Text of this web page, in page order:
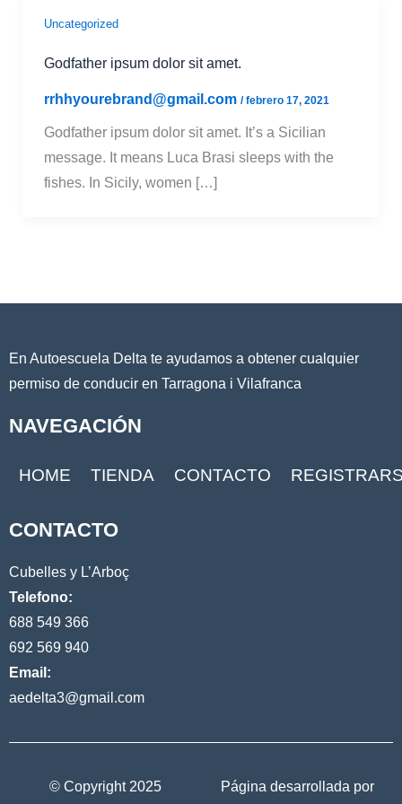
Uncategorized
Godfather ipsum dolor sit amet.
rrhhyourebrand@gmail.com /febrero 17, 2021
Godfather ipsum dolor sit amet. It’s a Sicilian
message. It means Luca Brasi sleeps with the
fishes. In Sicily, women […]
En Autoescuela Delta te ayudamos a obtener cualquier
permiso de conducir en Tarragona i Vilafranca
NAVEGACIÓN
HOME TIENDA CONTACTO
CONTACTO
Cubelles y L’Arboç
Telefono:
688 549 366
692 569 940
Email:
aedelta3@gmail.com
© Copyright 2025 Página desarrollada por